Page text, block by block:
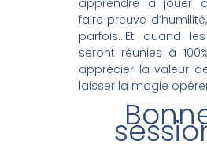
apprendre à jouer
faire preuve
parfois…Et quand
seront réunies à
apprécier la valeur
laisser la magie